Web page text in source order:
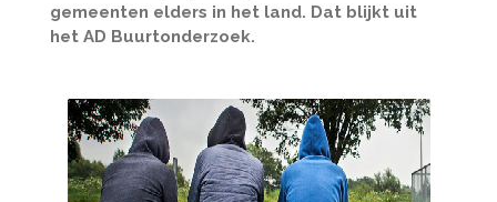
gemeenten elders in het land. Dat blijkt uit
het AD Buurtonderzoek.